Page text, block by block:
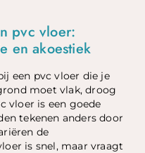
pvc vloer:
en akoestiek
een pvc vloer die je
moet vlak, droog
vloer is een goede
tekenen anders door
de
is snel, maar vraagt